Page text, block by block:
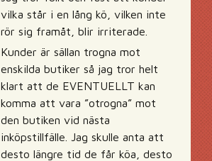
vilka står i en lång kö, vilken inte
rör sig framåt, blir irriterade.
Kunder är sällan trogna mot
enskilda butiker så jag tror helt
klart att de EVENTUELLT kan
komma att vara ”otrogna” mot
den butiken vid nästa
inköpstillfälle. Jag skulle anta att
desto längre tid de får köa, desto